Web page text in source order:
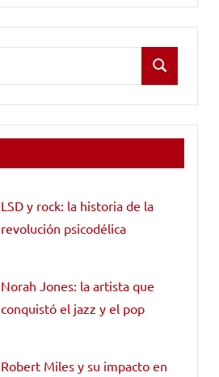
Buscar
LSD y rock: la historia de la
revolución psicodélica
Norah Jones: la artista que
conquistó el jazz y el pop
Robert Miles y su impacto en